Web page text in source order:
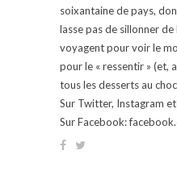
soixantaine de pays,
lasse pas de sillonner
voyagent pour voir le
pour le « ressentir » (et,
tous les desserts au
Sur Twitter, Instagram
Sur Facebook: